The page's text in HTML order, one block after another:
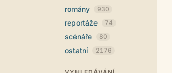
romány 930
reportáže 74
scénáře 80
ostatní 2176